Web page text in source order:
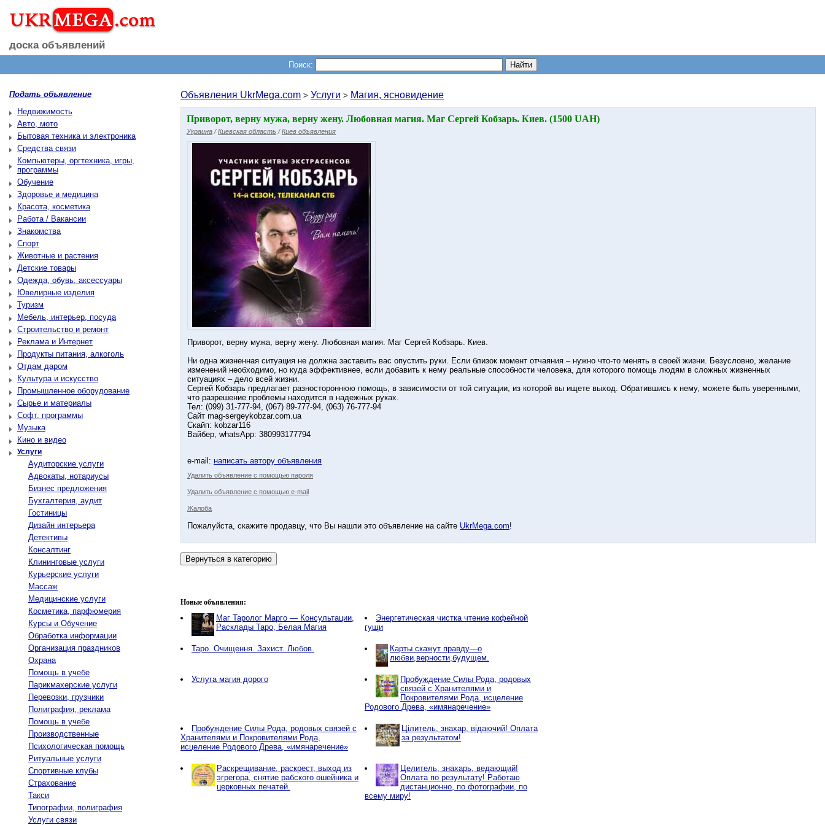
доска объявлений
Поиск:
Подать объявление
Недвижимость
Авто, мото
Бытовая техника и электроника
Средства связи
Компьютеры, оргтехника, игры,
программы
Обучение
Здоровье и медицина
Красота, косметика
Работа / Вакансии
Знакомства
Спорт
Животные и растения
Детские товары
Одежда, обувь, аксессуары
Ювелирные изделия
Туризм
Мебель, интерьер, посуда
Строительство и ремонт
Реклама и Интернет
Продукты питания, алкоголь
Отдам даром
Культура и искусство
Промышленное оборудование
Сырье и материалы
Софт, программы
Музыка
Кино и видео
Услуги
Аудиторские услуги
Адвокаты, нотариусы
Бизнес предложения
Бухгалтерия, аудит
Гостиницы
Дизайн интерьера
Детективы
Консалтинг
Клининговые услуги
Курьерские услуги
Массаж
Медицинские услуги
Косметика, парфюмерия
Курсы и Обучение
Обработка информации
Организация праздников
Охрана
Помощь в учебе
Парикмахерские услуги
Перевозки, грузчики
Полиграфия, реклама
Помощь в учебе
Производственные
Психологическая помощь
Ритуальные услуги
Спортивные клубы
Страхование
Такси
Типографии, полиграфия
Услуги связи
Объявления UkrMega.com > Услуги > Магия, ясновидение
Приворот, верну мужа, верну жену. Любовная магия. Маг Сергей Кобзарь. Киев. (1500 UAH)
Украина /Киевская область /Киев объявления
Приворот, верну мужа, верну жену. Любовная магия. Маг Сергей Кобзарь. Киев.
Ни одна жизненная ситуация не должна заставить вас опустить руки. Если близок момент отчаяния – нужно что-то менять в своей жизни. Безусловно, желание
изменений необходимо, но куда эффективнее, если добавить к нему реальные способности человека, для которого помощь людям в сложных жизненных
ситуациях – дело всей жизни.
Сергей Кобзарь предлагает разностороннюю помощь, в зависимости от той ситуации, из которой вы ищете выход. Обратившись к нему, можете быть уверенными,
что разрешение проблемы находится в надежных руках.
Тел: (099) 31-777-94, (067) 89-777-94, (063) 76-777-94
Сайт mag-sergeykobzar.com.ua
Скайп: kobzar116
Вайбер, whatsApp: 380993177794
e-mail: написать автору объявления
Удалить объявление с помощью пароля
Удалить объявление с помощью e-mail
Жалоба
Пожалуйста, скажите продавцу, что Вы нашли это объявление на сайте UkrMega.com!
Новые объявления:
Маг Таролог Марго — Консультации,
Расклады Таро, Белая Магия
Энергетическая чистка чтение кофейной
гущи
Таро. Очищення. Захист. Любов.
Карты скажут правду—о
любви,верности,будущем.
Услуга магия дорого
Пробуждение Силы Рода, родовых
связей с Хранителями и
Покровителями Рода, исцеление
Родового Древа, «имянаречение»
Пробуждение Силы Рода, родовых связей с
Хранителями и Покровителями Рода,
исцеление Родового Древа, «имянаречение»
Цілитель, знахар, відаючий! Оплата
за результатом!
Раскрещивание, раскрест, выход из
эгрегора, снятие рабского ошейника и
церковных печатей.
Целитель, знахарь, ведающий!
Оплата по результату! Работаю
дистанционно, по фотографии, по
всему миру!